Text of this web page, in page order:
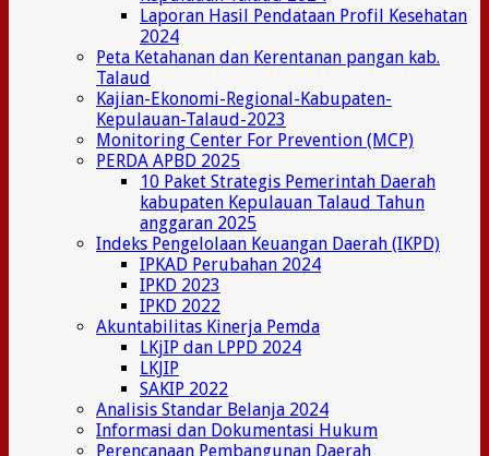
Laporan Hasil Pendataan Profil Kesehatan
2024
Peta Ketahanan dan Kerentanan pangan kab.
Talaud
Kajian-Ekonomi-Regional-Kabupaten-
Kepulauan-Talaud-2023
Monitoring Center For Prevention (MCP)
PERDA APBD 2025
10 Paket Strategis Pemerintah Daerah
kabupaten Kepulauan Talaud Tahun
anggaran 2025
Indeks Pengelolaan Keuangan Daerah (IKPD)
IPKAD Perubahan 2024
IPKD 2023
IPKD 2022
Akuntabilitas Kinerja Pemda
LKjIP dan LPPD 2024
LKJIP
SAKIP 2022
Analisis Standar Belanja 2024
Informasi dan Dokumentasi Hukum
Perencanaan Pembangunan Daerah